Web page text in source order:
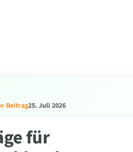
Beitrag25. Juli 2026
für